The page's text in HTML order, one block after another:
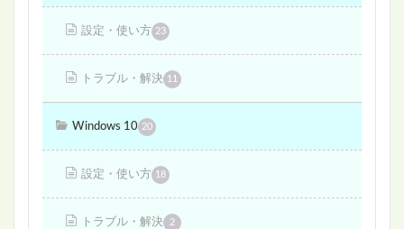
設定・使い方 23
トラブル・解決 11
Windows 10 20
設定・使い方 18
トラブル・解決 2